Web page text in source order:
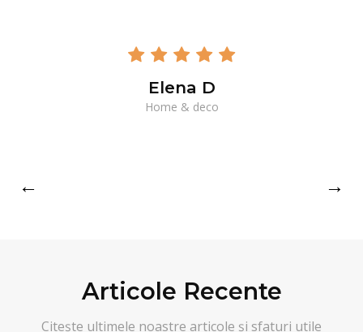
Elena D
Home & deco
← →
Articole Recente
Citește ultimele noastre articole și sfaturi utile